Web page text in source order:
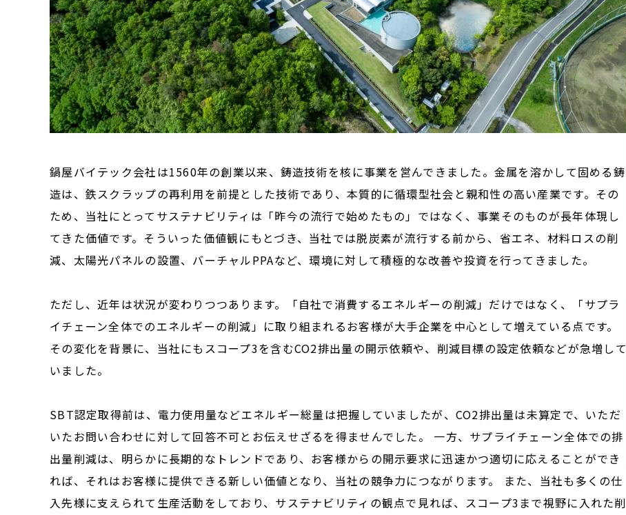
鍋屋バイテック会社は1560年の創業以来、鋳造技術を核に事業を営んできました。金属を溶かして固める鋳
造は、鉄スクラップの再利用を前提とした技術であり、本質的に循環型社会と親和性の高い産業です。その
ため、当社にとってサステナビリティは「昨今の流行で始めたもの」ではなく、事業そのものが長年体現し
てきた価値です。そういった価値観にもとづき、当社では脱炭素が流行する前から、省エネ、材料ロスの削
減、太陽光パネルの設置、バーチャルPPAなど、環境に対して積極的な改善や投資を行ってきました。
ただし、近年は状況が変わりつつあります。「自社で消費するエネルギーの削減」だけではなく、「サプラ
イチェーン全体でのエネルギーの削減」に取り組まれるお客様が大手企業を中心として増えている点です。
その変化を背景に、当社にもスコープ3を含むCO2排出量の開示依頼や、削減目標の設定依頼などが急増して
いました。
SBT認定取得前は、電力使用量などエネルギー総量は把握していましたが、CO2排出量は未算定で、いただ
いたお問い合わせに対して回答不可とお伝えせざるを得ませんでした。 一方、サプライチェーン全体での排
出量削減は、明らかに長期的なトレンドであり、お客様からの開示要求に迅速かつ適切に応えることができ
れば、それはお客様に提供できる新しい価値となり、当社の競争力につながります。 また、当社も多くの仕
入先様に支えられて生産活動をしており、サステナビリティの観点で見れば、スコープ3まで視野に入れた削